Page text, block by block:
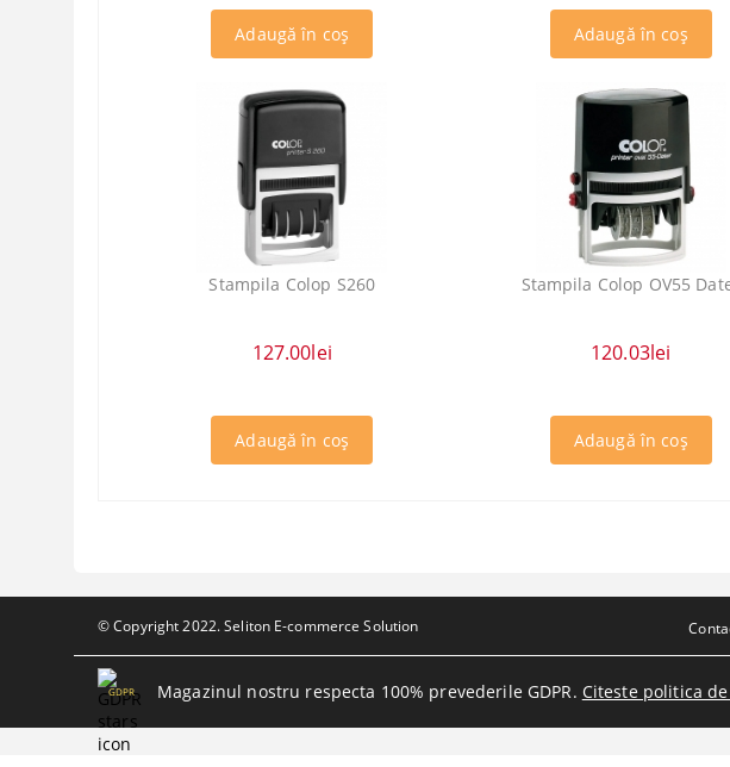
Stampila Colop S260
127.00lei
Stampila Colop OV55
120.03lei
© Copyright 2022. Seliton E-commerce Solution
GDPR Magazinul nostru respecta 100% prevederile GDPR. Citeste politica